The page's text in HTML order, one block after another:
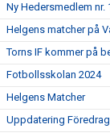
Ny Hedersmedlem nr.
Helgens matcher på
Torns IF kommer på
Fotbollsskolan 2024
Helgens Matcher
Uppdatering